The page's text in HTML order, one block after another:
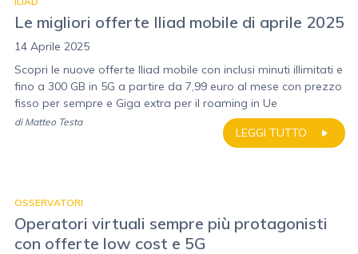
Le migliori offerte Iliad mobile di aprile 2025
14 Aprile 2025
Scopri le nuove offerte Iliad mobile con inclusi minuti illimitati e
fino a 300 GB in 5G a partire da 7,99 euro al mese con prezzo
fisso per sempre e Giga extra per il roaming in Ue
LEGGI TUTTO
di Matteo Testa
OSSERVATORI
Operatori virtuali sempre più protagonisti
con offerte low cost e 5G